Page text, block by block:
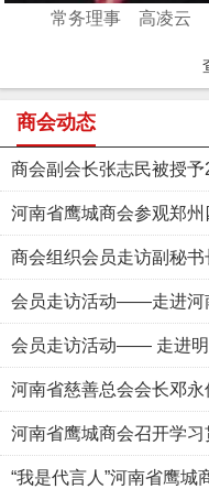
常务理事 高凌云
商会动态
会员走访活动——走进河
会员走访活动—— 走进明
河南省慈善总会会长邓
“我是代言人”河南省鹰城